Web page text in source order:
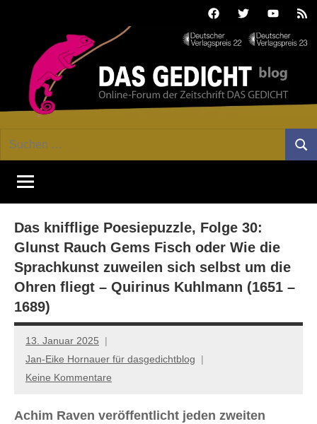
FacebookTwitterYoutube
GEDICHT
blog
Forum
von
DAS
Lyrik,
Essay
Kritik
Suchen
Das knifflige Poesiepuzzle, Folge 30:
Glunst Rauch Gems Fisch oder Wie die
Sprachkunst zuweilen sich selbst um die
Ohren fliegt – Quirinus Kuhlmann (1651 –
1689)
13. Januar 2025
Jan-Eike Hornauer für dasgedichtblog
Keine Kommentare
Achim Raven veröffentlicht jeden zweiten